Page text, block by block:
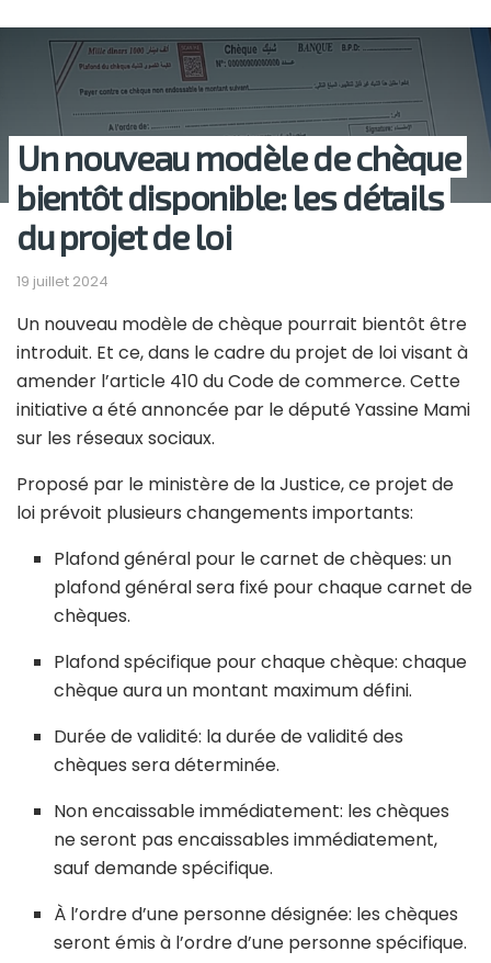
Un nouveau modèle de chèque
bientôt disponible: les détails
du projet de loi
19 juillet 2024
Un nouveau modèle de chèque pourrait bientôt être
introduit. Et ce, dans le cadre du projet de loi visant à
amender l’article 410 du Code de commerce. Cette
initiative a été annoncée par le député Yassine Mami
sur les réseaux sociaux.
Proposé par le ministère de la Justice, ce projet de
loi prévoit plusieurs changements importants:
Plafond général pour le carnet de chèques: un
plafond général sera fixé pour chaque carnet de
chèques.
Plafond spécifique pour chaque chèque: chaque
chèque aura un montant maximum défini.
Durée de validité: la durée de validité des
chèques sera déterminée.
Non encaissable immédiatement: les chèques
ne seront pas encaissables immédiatement,
sauf demande spécifique.
À l’ordre d’une personne désignée: les chèques
seront émis à l’ordre d’une personne spécifique.